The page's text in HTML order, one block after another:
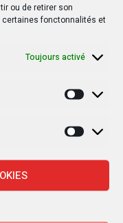
ou de retirer son
fonctonnalités et
Toujours activé